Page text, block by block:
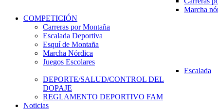
Marcha
COMPETICIÓN
Carreras por Montaña
Escalada Deportiva
Esquí de Montaña
Marcha Nórdica
Juegos Escolares
Escalada
DEPORTE/SALUD/CONTROL DEL
DOPAJE
REGLAMENTO DEPORTIVO FAM
Noticias